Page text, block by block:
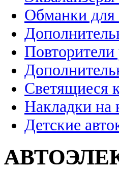
Обманки для
Повторители
Светящиеся
Накладки на
Детские